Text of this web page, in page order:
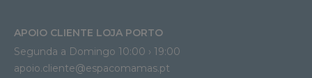
APOIO CLIENTE LOJA PORTO
Segunda a Domingo 10:00 › 19:00
apoio.cliente@espacomamas.pt